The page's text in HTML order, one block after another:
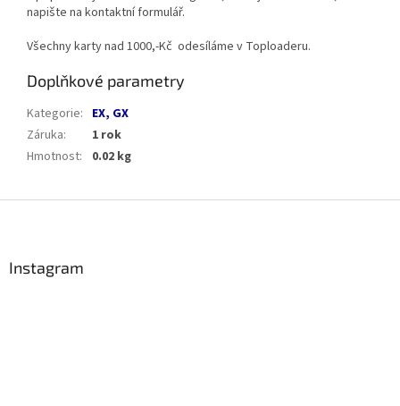
napište na kontaktní formulář.
Všechny karty nad 1000,-Kč odesíláme v Toploaderu.
Doplňkové parametry
Kategorie: EX, GX
Záruka:
1 rok
Hmotnost: 0.02 kg
Instagram